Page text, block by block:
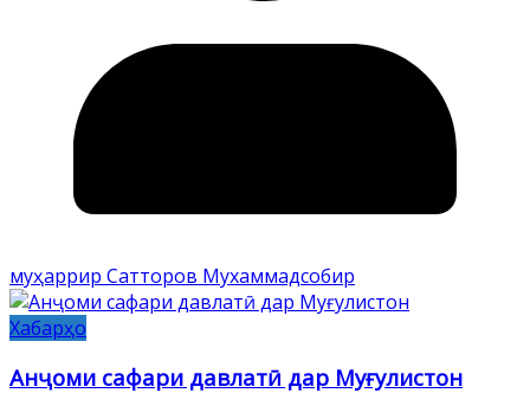
муҳаррир Сатторов Мухаммадсобир
Хабарҳо
Анҷоми сафари давлатӣ дар Муғулистон